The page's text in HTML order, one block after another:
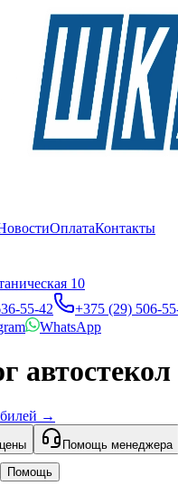
ОплатаКонтакты
10
55-42
+375 (29) 506-
WhatsApp
автостекол
→
Помощь менеджера
Помощь